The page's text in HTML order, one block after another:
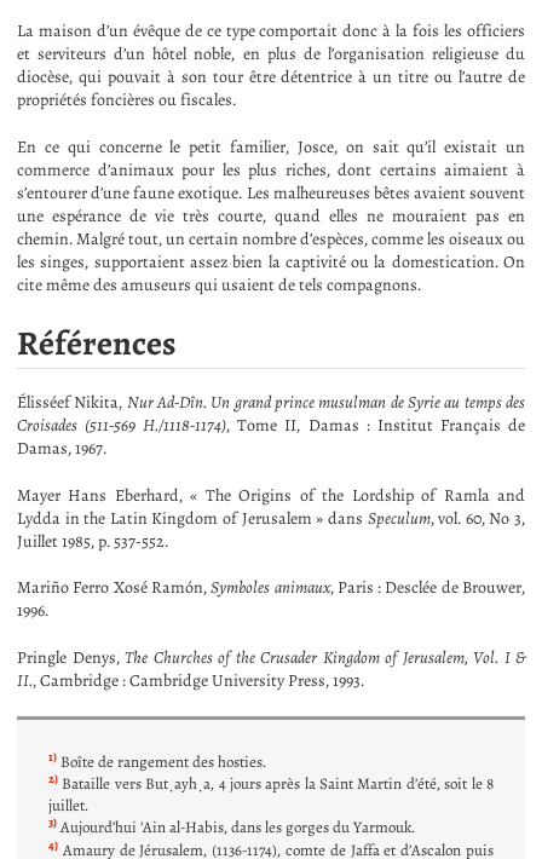
La maison d’un évêque de ce type comportait donc à la fois les officiers
et serviteurs d’un hôtel noble, en plus de l’organisation religieuse du
diocèse, qui pouvait à son tour être détentrice à un titre ou l’autre de
propriétés foncières ou fiscales.
En ce qui concerne le petit familier, Josce, on sait qu’il existait un
commerce d’animaux pour les plus riches, dont certains aimaient à
s’entourer d’une faune exotique. Les malheureuses bêtes avaient souvent
une espérance de vie très courte, quand elles ne mouraient pas en
chemin. Malgré tout, un certain nombre d’espèces, comme les oiseaux ou
les singes, supportaient assez bien la captivité ou la domestication. On
cite même des amuseurs qui usaient de tels compagnons.
Références
Élisséef Nikita, Nur Ad-Dîn. Un grand prince musulman de Syrie au temps des
Croisades (511-569 H./1118-1174), Tome II, Damas : Institut Français de
Damas, 1967.
Mayer Hans Eberhard, « The Origins of the Lordship of Ramla and
Lydda in the Latin Kingdom of Jerusalem » dans Speculum, vol. 60, No 3,
Juillet 1985, p. 537-552.
Mariño Ferro Xosé Ramón,Symboles animaux, Paris : Desclée de Brouwer,
1996.
Pringle Denys, The Churches of the Crusader Kingdom of Jerusalem, Vol. I &
II., Cambridge : Cambridge University Press, 1993.
1) Boîte de rangement des hosties.
2) Bataille vers Buṭayḥa, 4 jours après la Saint Martin d’été, soit le 8
juillet.
3) Aujourd’hui ’Ain al-Habis, dans les gorges du Yarmouk.
4) Amaury de Jérusalem, (1136-1174), comte de Jaffa et d’Ascalon puis